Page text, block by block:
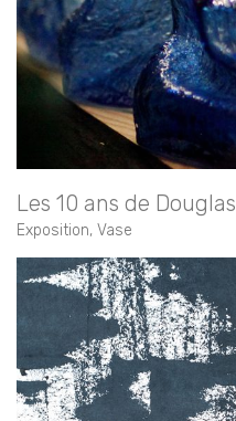
Les 10 ans de Douglas
Exposition, Vase